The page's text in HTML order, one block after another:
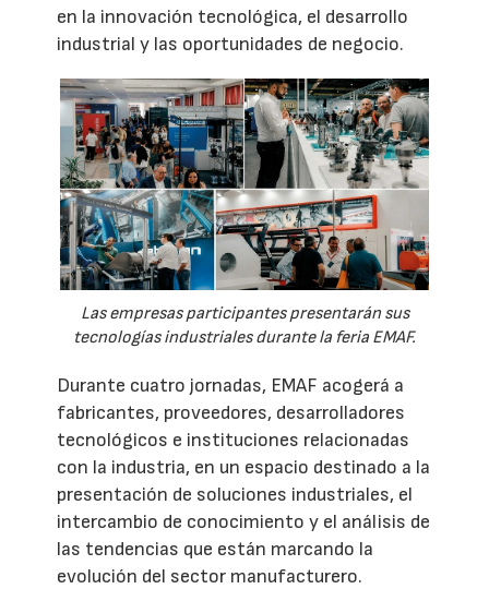
en la innovación tecnológica, el desarrollo
industrial y las oportunidades de negocio.
Las empresas participantes presentarán sus
tecnologías industriales durante la feria EMAF.
Durante cuatro jornadas, EMAF acogerá a
fabricantes, proveedores, desarrolladores
tecnológicos e instituciones relacionadas
con la industria, en un espacio destinado a la
presentación de soluciones industriales, el
intercambio de conocimiento y el análisis de
las tendencias que están marcando la
evolución del sector manufacturero.